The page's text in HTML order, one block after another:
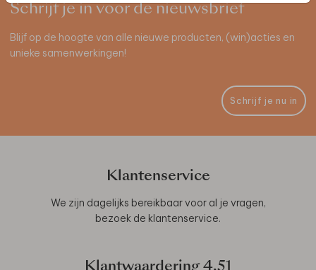
Schrijf je in voor de nieuwsbrief
Blijf op de hoogte van alle nieuwe producten, (win)acties en
unieke samenwerkingen!
Schrijf je nu in
Klantenservice
We zijn dagelijks bereikbaar voor al je vragen,
bezoek de klantenservice.
Klantwaardering 4.51